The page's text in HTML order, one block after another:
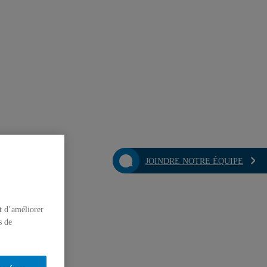
JOINDRE NOTRE ÉQUIPE
d’améliorer
de